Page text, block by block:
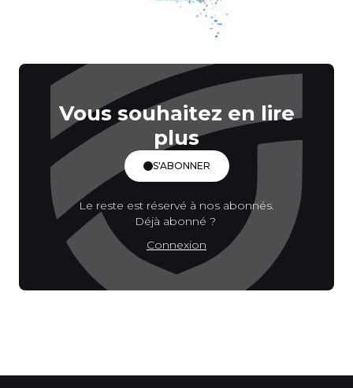
Vous souhaitez en lire
plus
S'ABONNER
Le reste est réservé à nos abonnés.
Déjà abonné ?
Connexion